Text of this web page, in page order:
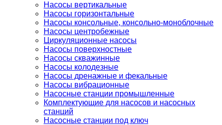
Насосы вертикальные
Насосы горизонтальные
Насосы консольные, консольно-моноблочные
Насосы центробежные
Циркуляционные насосы
Насосы поверхностные
Насосы скважинные
Насосы колодезные
Насосы дренажные и фекальные
Насосы вибрационные
Насосные станции промышленные
Комплектующие для насосов и насосных
станций
Насосные станции под ключ